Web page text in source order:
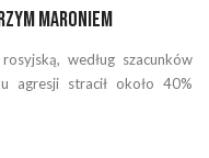
Maroniem
według szacunków
agresji stracił około 40%